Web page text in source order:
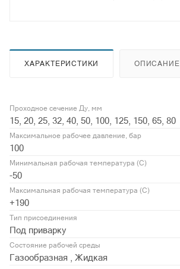
ХАРАКТЕРИСТИКИ ОПИСАНИЕ
Проходное сечение Ду, мм
15, 20, 25, 32, 40, 50, 100, 125, 150, 65, 80
Максимальное рабочее давление, бар
100
Минимальная рабочая температура (С)
-50
Максимальная рабочая температура (С)
+190
Тип присоединения
Под приварку
Состояние рабочей среды
Газообразная , Жидкая